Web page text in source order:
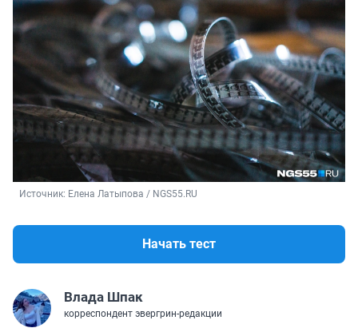
Источник: Елена Латыпова / NGS55.RU
Начать тест
Влада Шпак
корреспондент эвергрин-редакции